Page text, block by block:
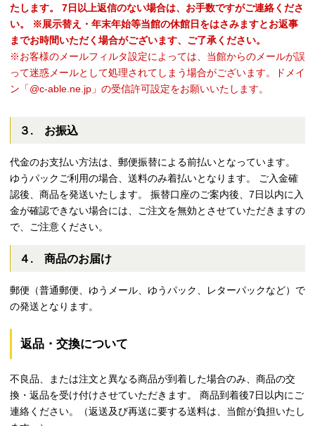
たします。
7日以上返信のない場合は、お手数ですがご連絡くださ
い。
※展示替え・年末年始等当館の休館日をはさみますとお返事
までお時間いただく場合がございます、ご了承ください。
※お客様のメールフィルタ設定によっては、当館からのメールが誤
って迷惑メールとして処理されてしまう場合がございます。ドメイ
ン「@c-able.ne.jp」の受信許可設定をお願いいたします。
３. お振込
代金のお支払い方法は、郵便振替による前払いとなっています。
ゆうパックご利用の場合、送料のみ着払いとなります。 ご入金確
認後、商品を発送いたします。 振替口座のご案内後、7日以内に入
金が確認できない場合には、ご注文を無効とさせていただきますの
で、ご注意ください。
４. 商品のお届け
郵便（普通郵便、ゆうメール、ゆうパック、レターパックなど）で
の発送となります。
返品・交換について
不良品、または注文と異なる商品が到着した場合のみ、商品の交
換・返品を受け付けさせていただきます。 商品到着後7日以内にご
連絡ください。（返送及び再送に要する送料は、当館が負担いたし